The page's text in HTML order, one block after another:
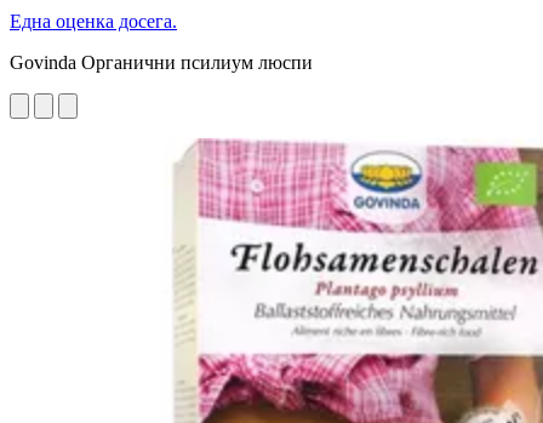
Една оценка досега.
Govinda Органични псилиум люспи